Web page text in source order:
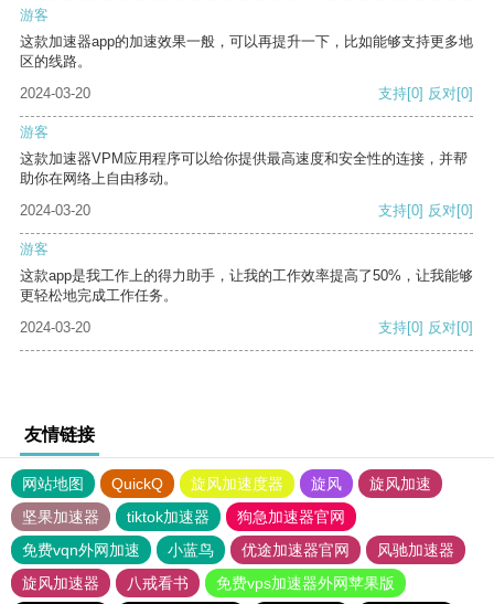
游客
这款加速器app的加速效果一般，可以再提升一下，比如能够支持更多地
区的线路。
2024-03-20
支持[0] 反对[0]
游客
这款加速器VPM应用程序可以给你提供最高速度和安全性的连接，并帮
助你在网络上自由移动。
2024-03-20
支持[0] 反对[0]
游客
这款app是我工作上的得力助手，让我的工作效率提高了50%，让我能够
更轻松地完成工作任务。
2024-03-20
支持[0] 反对[0]
友情链接
网站地图 QuickQ 旋风加速度器 旋风
旋风加速
坚果加速器
tiktok加速器
狗急加速器官网
免费vqn外网加速
小蓝鸟 优途加速器官网
风驰加速器
旋风加速器
八戒看书
免费vps加速器外网苹果版